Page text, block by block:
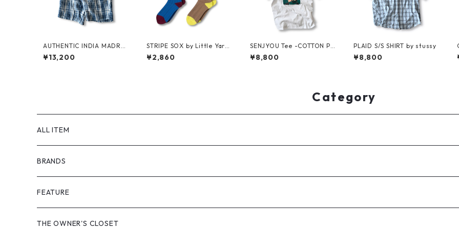
AUTHENTIC INDIA MADRA
S SHORTS by Polo Ralph La
uren
¥13,200
STRIPE SOX by Little Yarm
outh
¥2,860
SENJYOU Tee -COTTON PA
N-
¥8,800
PLAID S/S SHIRT by stussy
¥8,800
Category
ALL ITEM
BRANDS
GHOST ALMOSTBLACK
PRODUCT TWELVE
FEATURE
NEW VINTAGE
THE OWNER'S CLOSET